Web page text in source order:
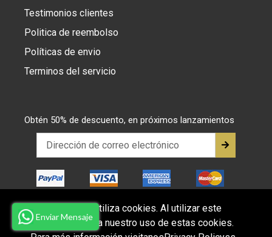
Testimonios clientes
Politica de reembolso
Políticas de envio
Terminos del servicio
Obtén 50% de descuento, en próximos lanzamientos
Este sitio web utiliza cookies. Al utilizar este
sitio web, acepta nuestro uso de estas cookies.
Enviar Mensaje